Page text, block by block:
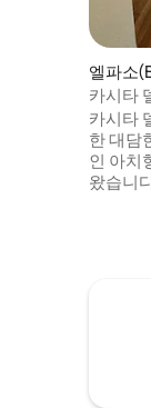
엘파소
카시타
인츠
카시타
한 대담
인 아치
왔습니
형 검
토랑까
고 예
취하실
하시나
사를 확